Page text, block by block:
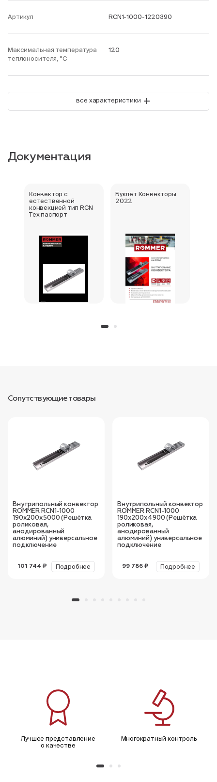
Артикул RCN1-1000-1220390
Максимальная температура
теплоносителя, °С
120
все характеристики +
Документация
Конвектор с
естественной
конвекцией тип RCN
Тех паспорт
Буклет Конвекторы
2022
Сопутствующие товары
Внутрипольный конвектор
ROMMER RCN1-1000
190х200х5000 (Решётка
роликовая,
анодированный
алюминий) универсальное
подключение
101 744 ₽ Подробнее
Внутрипольный конвектор
ROMMER RCN1-1000
190х200х4900 (Решётка
роликовая,
анодированный
алюминий) универсальное
подключение
99 786 ₽ Подробнее
Лучшее представление
о качестве
Многократный контроль